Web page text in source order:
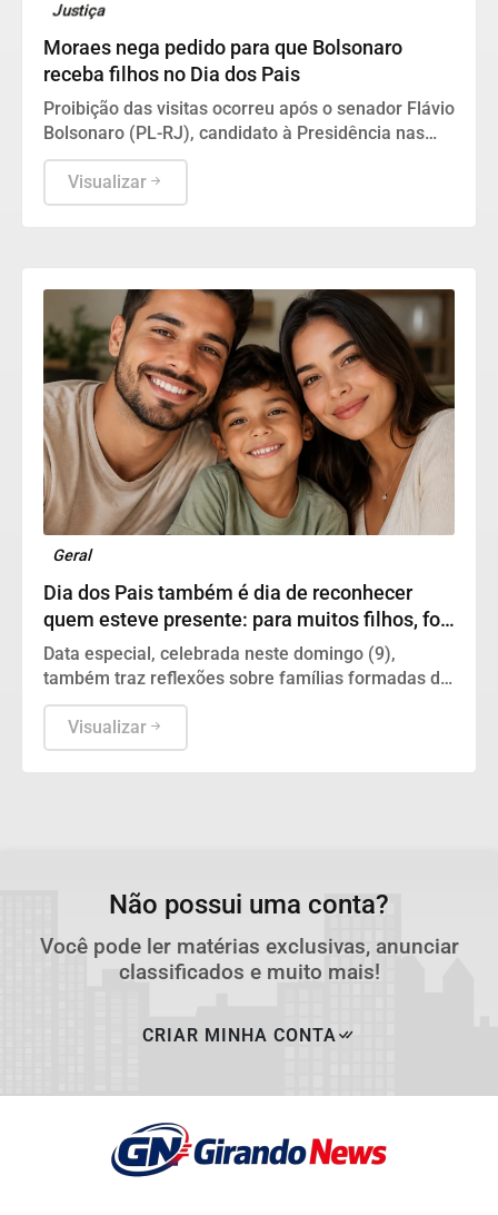
Justiça
Moraes nega pedido para que Bolsonaro
receba filhos no Dia dos Pais
Proibição das visitas ocorreu após o senador Flávio
Bolsonaro (PL-RJ), candidato à Presidência nas
eleições deste ano, ter publicado nas redes sociais
uma carta manuscrita assinada pelo pai.
Visualizar
Geral
Dia dos Pais também é dia de reconhecer
quem esteve presente: para muitos filhos, foi
a mãe quem ocupou todos os papéis
Data especial, celebrada neste domingo (9),
também traz reflexões sobre famílias formadas de
diferentes maneiras e sobre mães que criaram
seus filhos sozinhas
Visualizar
Não possui uma conta?
Você pode ler matérias exclusivas, anunciar
classificados e muito mais!
CRIAR MINHA CONTA